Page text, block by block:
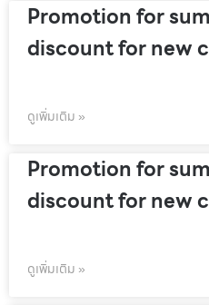
Promotion for
discount for new
ดูเพิ่มเติม »
Promotion for
discount for new
ดูเพิ่มเติม »